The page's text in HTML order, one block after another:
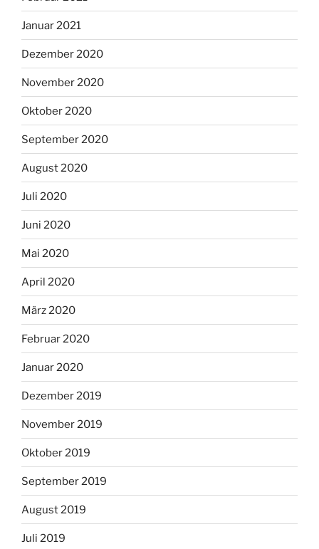
Januar 2021
Dezember 2020
November 2020
Oktober 2020
September 2020
August 2020
Juli 2020
Juni 2020
Mai 2020
April 2020
März 2020
Februar 2020
Januar 2020
Dezember 2019
November 2019
Oktober 2019
September 2019
August 2019
Juli 2019